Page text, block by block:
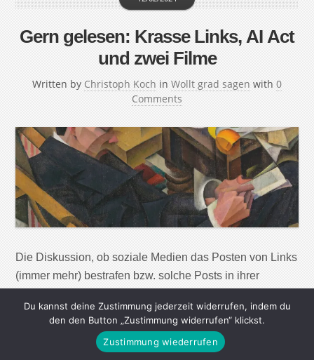
Gern gelesen: Krasse Links, AI Act
und zwei Filme
Written by Christoph Koch in Wollt grad sagen with 0
Comments
Die Diskussion, ob soziale Medien das Posten von Links
(immer mehr) bestrafen bzw. solche Posts in ihrer
Ende. Threads-Chef Adam Mosseri sagt zwar, We do not
down-rank links. Aber richtigen großen Erfolg kann man
mit dem Empfehlen von guten Texten oder Ähnlichem in
Du kannst deine Zustimmung jederzeit widerrufen, indem du
den den Button „Zustimmung widerrufen“ klickst.
Zustimmung wiederrufen